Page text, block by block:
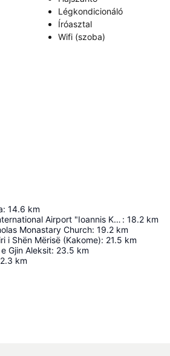
Légkondicionáló
Íróasztal
Wifi (szoba)
: 14.6 km
Corfu International Airport "Ioannis Kapodistrias" : 18.2 km
Monastary Church: 19.2 km
i Shën Mërisë (Kakome): 21.5 km
Gjin Aleksit: 23.5 km
km